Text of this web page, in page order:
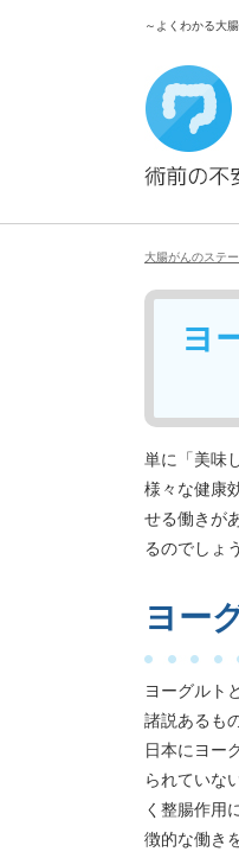
～よくわかる大
大腸がんのステ
ヨ
単に「美味
様々な健康
せる働きが
るのでしょ
ヨー
ヨーグルト
諸説あるも
日本にヨー
られていな
く整腸作用
徴的な働き